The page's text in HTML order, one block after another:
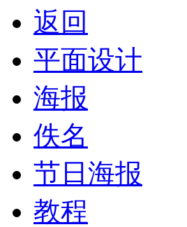
返回
平面设计
海报
佚名
节日海报
教程